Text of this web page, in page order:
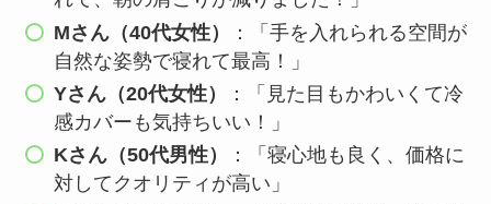
Mさん（40代女性）
：「手を入れられる空間が
自然な姿勢で寝れて最高！」
Yさん（20代女性）
：「見た目もかわいくて冷
感カバーも気持ちいい！」
Kさん（50代男性）
：「寝心地も良く、価格に
対してクオリティが高い」